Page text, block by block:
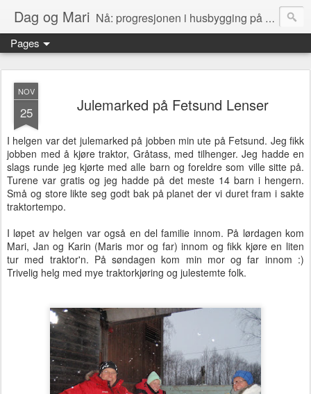
Dag og Mari Nå: progresjonen i husbygging på Olerud gård!
Pages
NOV
25 Julemarked på Fetsund Lenser
I helgen var det julemarked på jobben min ute på Fetsund. Jeg fikk
jobben med å kjøre traktor, Gråtass, med tilhenger. Jeg hadde en
slags runde jeg kjørte med alle barn og foreldre som ville sitte på.
Turene var gratis og jeg hadde på det meste 14 barn i hengern.
Små og store likte seg godt bak på planet der vi duret fram i sakte
traktortempo.
I løpet av helgen var også en del familie innom. På lørdagen kom
Mari, Jan og Karin (Maris mor og far) innom og fikk kjøre en liten
tur med traktor'n. På søndagen kom min mor og far innom :)
Trivelig helg med mye traktorkjøring og julestemte folk.